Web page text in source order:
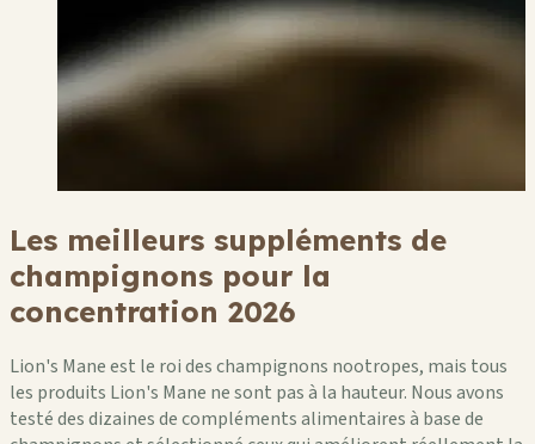
Les meilleurs suppléments de
champignons pour la
concentration 2026
Lion's Mane est le roi des champignons nootropes, mais tous
les produits Lion's Mane ne sont pas à la hauteur. Nous avons
testé des dizaines de compléments alimentaires à base de